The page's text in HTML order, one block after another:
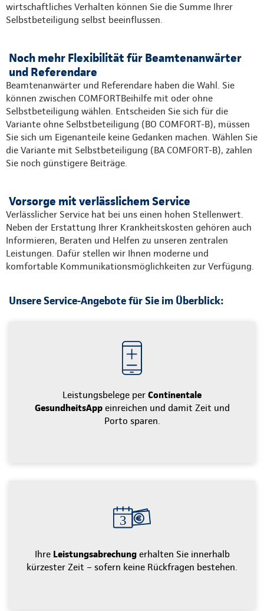
wirtschaftliches Verhalten können Sie die Summe Ihrer
Selbstbeteiligung selbst beeinflussen.
Noch mehr Flexibilität für Beamtenanwärter
und Referendare
Beamtenanwärter und Referendare haben die Wahl. Sie
können zwischen COMFORTBeihilfe mit oder ohne
Selbstbeteiligung wählen. Entscheiden Sie sich für die
Variante ohne Selbstbeteiligung (BO COMFORT-B), müssen
Sie sich um Eigenanteile keine Gedanken machen. Wählen Sie
die Variante mit Selbstbeteiligung (BA COMFORT-B), zahlen
Sie noch günstigere Beiträge.
Vorsorge mit verlässlichem Service
Verlässlicher Service hat bei uns einen hohen Stellenwert.
Neben der Erstattung Ihrer Krankheitskosten gehören auch
Informieren, Beraten und Helfen zu unseren zentralen
Leistungen. Dafür stellen wir Ihnen moderne und
komfortable Kommunikationsmöglichkeiten zur Verfügung.
Unsere Service-Angebote für Sie im Überblick:
Leistungsbelege per Continentale
GesundheitsAppeinreichen und damit Zeit und
Porto sparen.
Ihre Leistungsabrechungerhalten Sie innerhalb
kürzester Zeit – sofern keine Rückfragen bestehen.